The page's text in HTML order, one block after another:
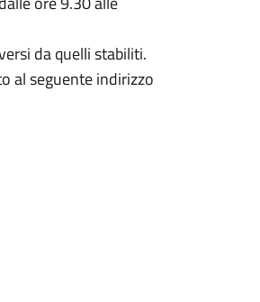
da quelli stabiliti.
al seguente indirizzo